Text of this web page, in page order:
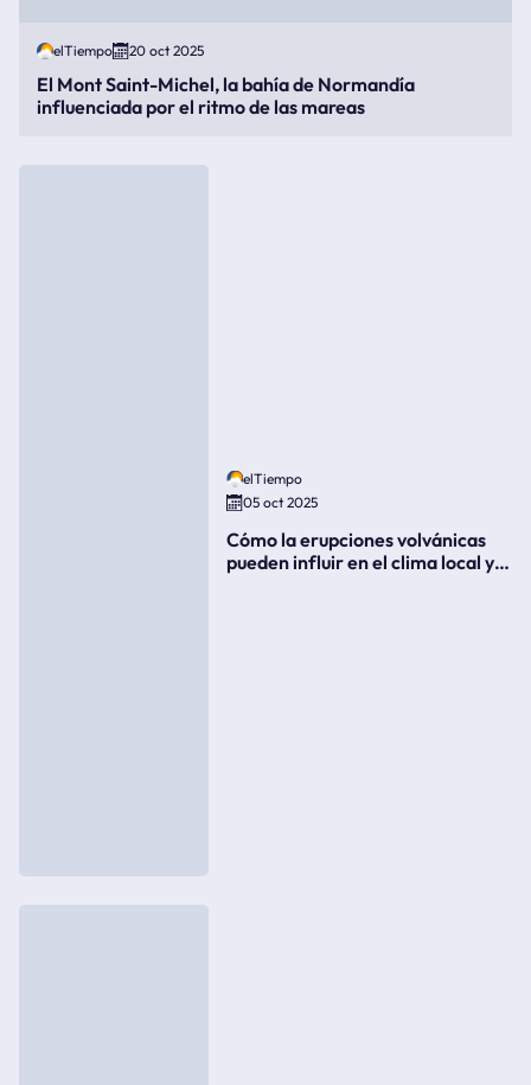
elTiempo 20 oct 2025
El Mont Saint-Michel, la bahía de Normandía
influenciada por el ritmo de las mareas
elTiempo
05 oct 2025
Cómo la erupciones volvánicas
pueden influir en el clima local y